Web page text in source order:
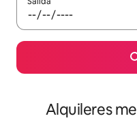
Alquileres